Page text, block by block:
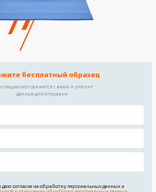
бесплатный образец
свяжется с вами и уточнит
данные для отправки
согласие на обработку персональных данных и